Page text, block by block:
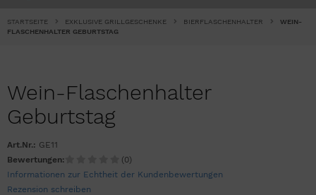
STARTSEITE EXKLUSIVE GRILLGESCHENKE BIERFLASCHENHALTER
WEIN-
FLASCHENHALTER GEBURTSTAG
Wein-Flaschenhalter
Geburtstag
Art.Nr.: GE11
Bewertungen:
(0)
Informationen zur Echtheit der Kundenbewertungen
Rezension schreiben